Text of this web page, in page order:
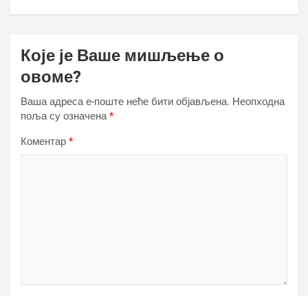
Које је Ваше мишљење о
овоме?
Ваша адреса е-поште неће бити објављена. Неопходна
поља су означена*
Коментар *